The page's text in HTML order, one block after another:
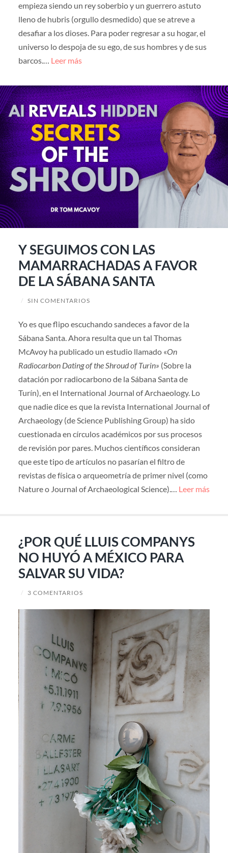
empieza siendo un rey soberbio y un guerrero astuto
lleno de hubris (orgullo desmedido) que se atreve a
desafiar a los dioses. Para poder regresar a su hogar, el
universo lo despoja de su ego, de sus hombres y de sus
barcos.… Leer más
Y SEGUIMOS CON LAS
MAMARRACHADAS A FAVOR
DE LA SÁBANA SANTA
/ SIN COMENTARIOS
Yo es que flipo escuchando sandeces a favor de la
Sábana Santa. Ahora resulta que un tal Thomas
McAvoy ha publicado un estudio llamado «On
Radiocarbon Dating of the Shroud of Turin» (Sobre la
datación por radiocarbono de la Sábana Santa de
Turín), en el International Journal of Archaeology. Lo
que nadie dice es que la revista International Journal of
Archaeology (de Science Publishing Group) ha sido
cuestionada en círculos académicos por sus procesos
de revisión por pares. Muchos científicos consideran
que este tipo de artículos no pasarían el filtro de
revistas de física o arqueometría de primer nivel (como
Nature o Journal of Archaeological Science).… Leer más
¿POR QUÉ LLUIS COMPANYS
NO HUYÓ A MÉXICO PARA
SALVAR SU VIDA?
/ 3 COMENTARIOS